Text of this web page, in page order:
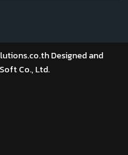
Designed and
Co., Ltd.